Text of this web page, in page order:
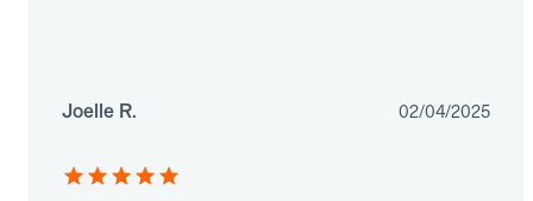
Joelle R. 02/04/2025